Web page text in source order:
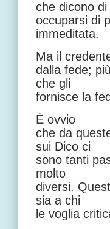
che dicono di
occuparsi di
immeditata.
Ma il
dalla fede;
che gli
fornisce la
È ovvio
che da
sui Dico ci
sono tanti
molto
diversi.
sia a chi
le voglia